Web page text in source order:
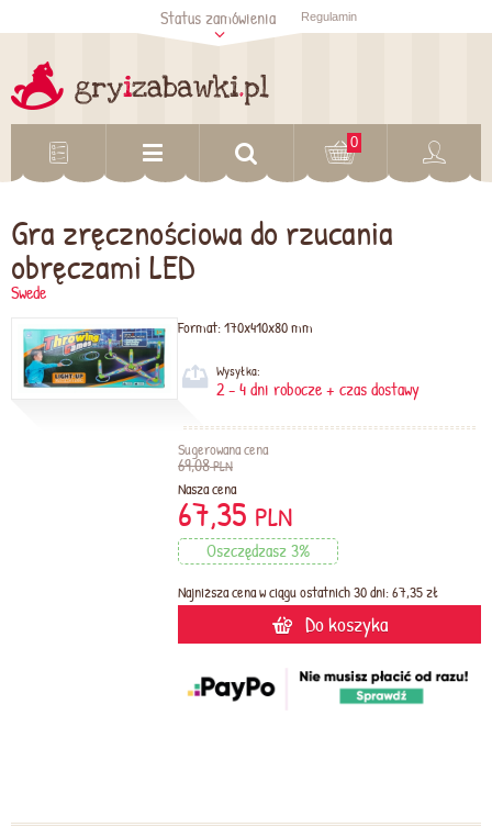
Sprawdź status
zamówienia
Status zamówienia Regulamin
0
Gra zręcznościowa do rzucania
obręczami LED
Swede
Format:170x410x80 mm
Wysyłka:
2 - 4 dni robocze + czas dostawy
Sugerowana cena
69,08PLN
Nasza cena
67,35 PLN
Oszczędzasz 3%
Najniższa cena w ciągu ostatnich 30 dni: 67,35 zł
Do koszyka